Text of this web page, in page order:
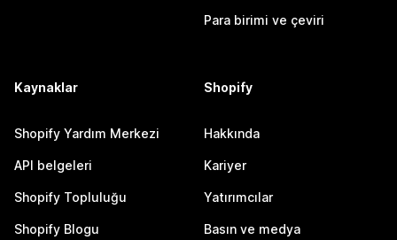
Para birimi ve çeviri
Kaynaklar
Shopify Yardım Merkezi
API belgeleri
Shopify Topluluğu
Shopify Blogu
Shopify
Hakkında
Kariyer
Yatırımcılar
Basın ve medya